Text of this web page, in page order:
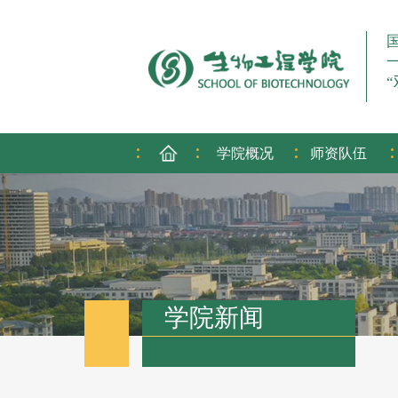
“
: : : :
学院概况 师资队伍
学院新闻